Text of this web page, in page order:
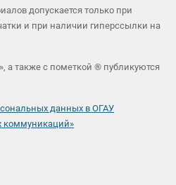
допускается только при
и при наличии гиперссылки на
а также с пометкой ® публикуются
данных в ОГАУ
коммуникаций»